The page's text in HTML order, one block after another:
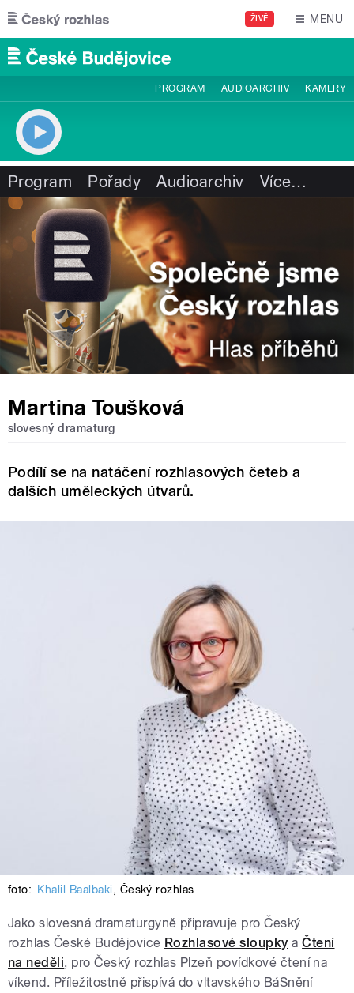
Přejít k hlavnímu obsahu
ŽIVĚ MENU
PROGRAM AUDIOARCHIV KAMERY
Program Pořady Audioarchiv Více…
Martina Toušková
slovesný dramaturg
Podílí se na natáčení rozhlasových četeb a
dalších uměleckých útvarů.
foto: Khalil Baalbaki, Český rozhlas
Jako slovesná dramaturgyně připravuje pro Český
rozhlas České Budějovice Rozhlasové sloupky aČtení
na neděli, pro Český rozhlas Plzeň povídkové čtení na
víkend. Příležitostně přispívá do vltavského BáSnění